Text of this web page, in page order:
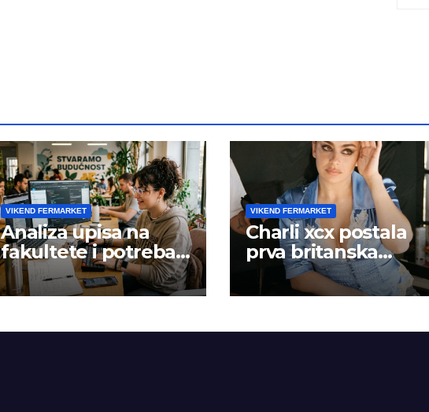
VIKEND FERMARKET
Analiza upisa na
fakultete i potreba
tržišta rada
VIKEND FERMARKET
Charli xcx postala
prva britanska
pevačica sa dva
albuma na prvom
kalendarskoj godini